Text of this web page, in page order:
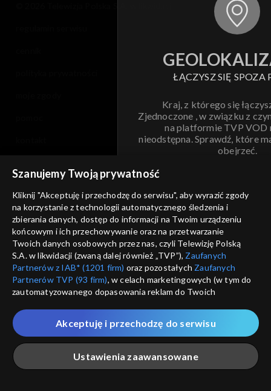
ŁĄCZYSZ SIĘ SPOZA
Kraj, z którego się
Zjednoczone , w związku z
na platformie TVP VOD
nieodstępna. Sprawdź, które
obejrzeć.
ANULUJ
informacje o dostawcy usług
Szanujemy Twoją prywatność
Kliknij "Akceptuję i przechodzę do serwisu", aby wyrazić zgody
na korzystanie z technologii automatycznego śledzenia i
zbierania danych, dostęp do informacji na Twoim urządzeniu
końcowym i ich przechowywanie oraz na przetwarzanie
Twoich danych osobowych przez nas, czyli Telewizję Polską
S.A. w likwidacji (zwaną dalej również „TVP”), Zaufanych
Partnerów z IAB* (1201 firm) oraz pozostałych Zaufanych
Partnerów TVP (93 firm), w celach marketingowych (w tym do
zautomatyzowanego dopasowania reklam do Twoich
które wskazujemy poniżej, a także zgody na udostępnianie
przez nas identyfikatora PPID do Google.
Twoje dane osobowe zbierane podczas odwiedzania przez
Ciebie naszych
poszczególnych serwisówzwanych dalej
„Portalem”, w tym informacje zapisywane za pomocą
Ustawienia zaawansowane
Akceptuję i przechodzę do serwisu